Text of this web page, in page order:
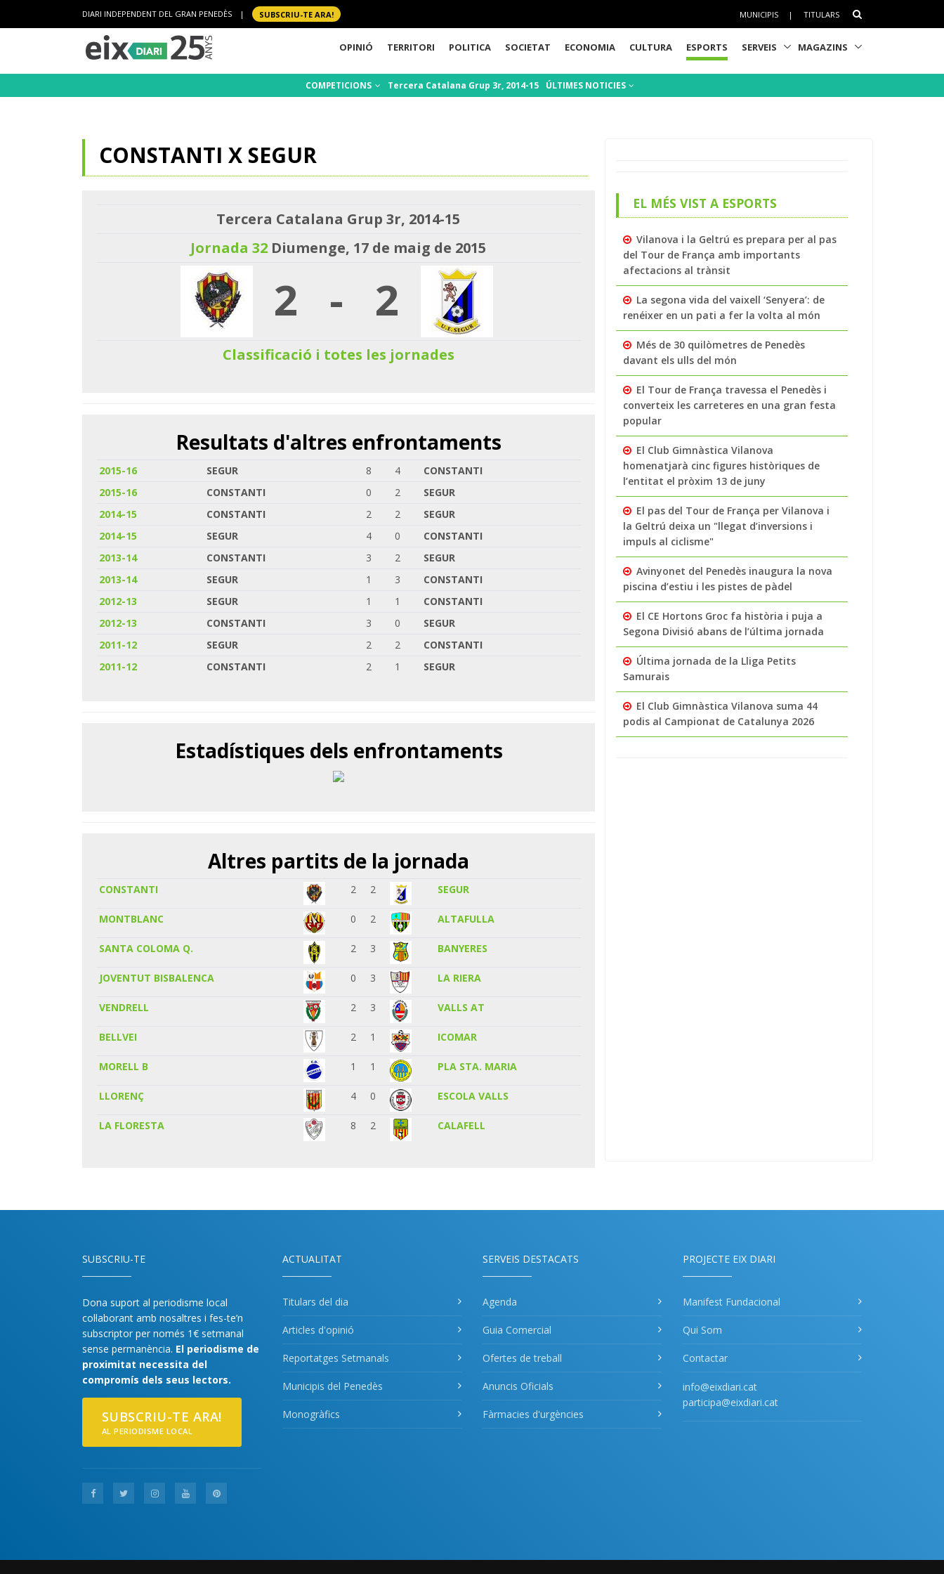
DIARI INDEPENDENT DEL GRAN PENEDÈS | SUBSCRIU-TE ARA! MUNICIPIS | TITULARS
OPINIÓ TERRITORI POLITICA SOCIETAT ECONOMIA CULTURA ESPORTS SERVEIS MAGAZINS
COMPETICIONS Tercera Catalana Grup 3r, 2014-15 ÚLTIMES NOTICIES
CONSTANTI X SEGUR
Tercera Catalana Grup 3r, 2014-15
Jornada 32 Diumenge, 17 de maig de 2015
2 - 2
Classificació i totes les jornades
Resultats d'altres enfrontaments
2015-16 SEGUR 8 4
CONSTANTI
2015-16
CONSTANTI 0 2
SEGUR
2014-15
CONSTANTI 2 2
SEGUR
2014-15
SEGUR 4 0
CONSTANTI
2013-14
CONSTANTI 3 2
SEGUR
2013-14
SEGUR 1 3
CONSTANTI
2012-13
SEGUR 1 1
CONSTANTI
2012-13
CONSTANTI 3 0
SEGUR
2011-12
SEGUR 2 2
CONSTANTI
2011-12
CONSTANTI 2 1 SEGUR
Estadístiques dels enfrontaments
Altres partits de la jornada
CONSTANTI 2 2 SEGUR
MONTBLANC 0 2 ALTAFULLA
SANTA COLOMA Q. 2 3 BANYERES
JOVENTUT BISBALENCA 0 3 LA RIERA
VENDRELL 2 3 VALLS AT
BELLVEI 2 1 ICOMAR
MORELL B 1 1 PLA STA. MARIA
LLORENÇ 4 0 ESCOLA VALLS
LA FLORESTA 8 2 CALAFELL
EL MÉS VIST A ESPORTS
Vilanova i la Geltrú es prepara per al pas
del Tour de França amb importants
afectacions al trànsit
La segona vida del vaixell ‘Senyera’: de
renéixer en un pati a fer la volta al món
Més de 30 quilòmetres de Penedès
davant els ulls del món
El Tour de França travessa el Penedès i
converteix les carreteres en una gran festa
popular
El Club Gimnàstica Vilanova
homenatjarà cinc figures històriques de
l’entitat el pròxim 13 de juny
El pas del Tour de França per Vilanova i
la Geltrú deixa un "llegat d’inversions i
impuls al ciclisme"
Avinyonet del Penedès inaugura la nova
piscina d’estiu i les pistes de pàdel
El CE Hortons Groc fa història i puja a
Segona Divisió abans de l’última jornada
Última jornada de la Lliga Petits
Samurais
El Club Gimnàstica Vilanova suma 44
podis al Campionat de Catalunya 2026
SUBSCRIU-TE
Dona suport al periodisme local
col·laborant amb nosaltres i fes-te’n
subscriptor per només 1€ setmanal
sense permanència. El periodisme de
proximitat necessita del
compromís dels seus lectors.
SUBSCRIU-TE ARA!
AL PERIODISME LOCAL
ACTUALITAT
Titulars del dia
Articles d'opinió
Reportatges Setmanals
Municipis del Penedès
Monogràfics
SERVEIS DESTACATS
Agenda
Guia Comercial
Ofertes de treball
Anuncis Oficials
Fàrmacies d'urgències
PROJECTE EIX DIARI
Manifest Fundacional
Qui Som
Contactar
info@eixdiari.cat
participa@eixdiari.cat